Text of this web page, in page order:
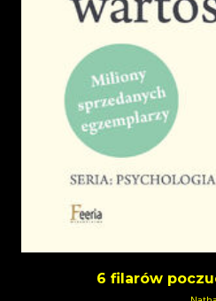
6 filarów